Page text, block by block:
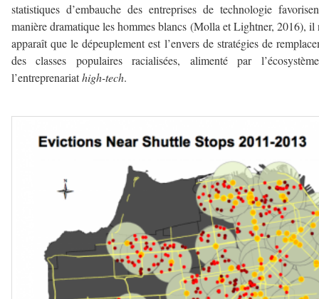
statistiques d’embauche des entreprises de technologie
manière dramatique les hommes blancs (Molla et Lightner, 2016), il
apparaît que le dépeuplement est l’envers de stratégies de
des classes populaires racialisées, alimenté par
l’entreprenariathigh-tech.